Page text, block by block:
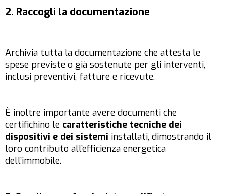
2. Raccogli la documentazione
Archivia tutta la documentazione che attesta le
spese previste o già sostenute per gli interventi,
inclusi preventivi, fatture e ricevute.
È inoltre importante avere documenti che
certifichino le caratteristiche tecniche dei
dispositivi e dei sistemi installati, dimostrando il
loro contributo all’efficienza energetica
dell’immobile.